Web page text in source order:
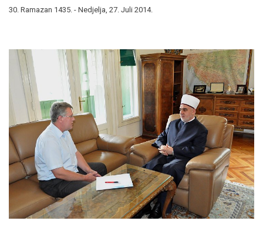
30. Ramazan 1435. - Nedjelja, 27. Juli 2014.